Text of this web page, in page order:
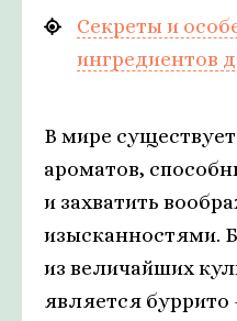
Секреты и
ингредиентов
В мире
ароматов,
и захватить
изысканностями.
из величайших
является буррито